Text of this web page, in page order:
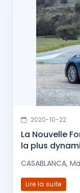
2020-10-22
La Nouvelle
la plus
CASABLANCA,
Lire la suite